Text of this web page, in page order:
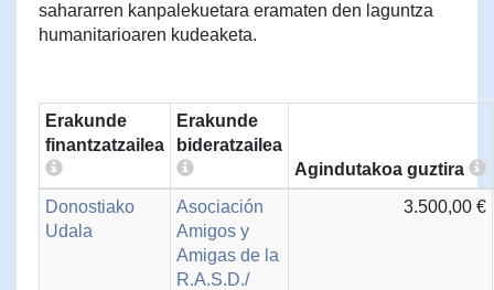
sahararren kanpalekuetara eramaten den laguntza
humanitarioaren kudeaketa.
Erakunde
finantzatzailea
Erakunde
bideratzailea
Agindutakoa guztira
Donostiako
Udala
Asociación
Amigos y
Amigas de la
R.A.S.D./
3.500,00 €